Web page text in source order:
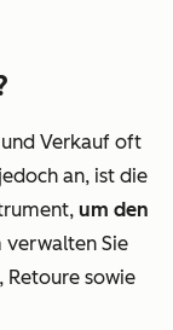
Verkauf oft
an, ist die
um den
verwalten Sie
Retoure sowie